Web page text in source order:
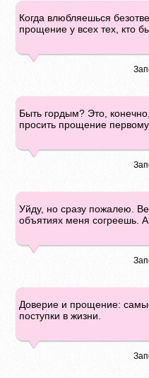
Когда влюбляешься
прощение у всех тех, кто
Быть гордым? Это,
просить прощение
Уйду, но сразу пожалею.
объятиях меня согреешь.
Доверие и прощение:
поступки в жизни.